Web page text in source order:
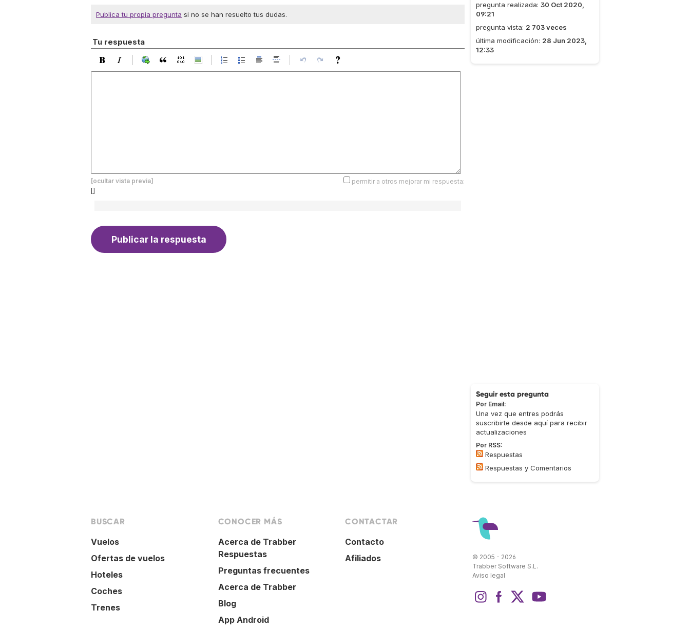
Publica tu propia pregunta si no se han resuelto tus dudas.
Tu respuesta
[ocultar vista previa]
permitir a otros mejorar mi respuesta:
[]
pregunta realizada: 30 Oct 2020,
09:21
pregunta vista: 2 703 veces
última modificación: 28 Jun 2023,
12:33
Seguir esta pregunta
Por Email:
Una vez que entres podrás
suscribirte desde aquí para recibir
actualizaciones
Por RSS:
Respuestas
Respuestas y Comentarios
BUSCAR
Vuelos
Ofertas de vuelos
Hoteles
Coches
Trenes
CONOCER MÁS
Acerca de Trabber
Respuestas
Preguntas frecuentes
Acerca de Trabber
Blog
App Android
CONTACTAR
Contacto
Afiliados
© 2005 - 2026
Trabber Software S.L.
Aviso legal